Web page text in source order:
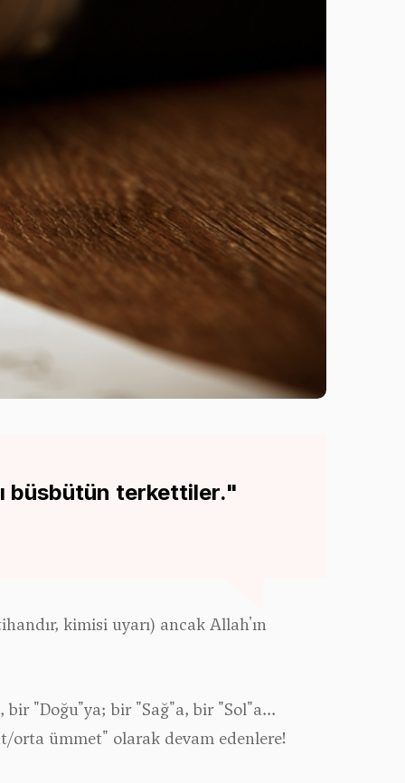
büsbütün terkettiler."
kimisi uyarı) ancak Allah'ın
"Doğu"ya; bir "Sağ"a, bir "Sol"a...
orta ümmet" olarak devam edenlere!